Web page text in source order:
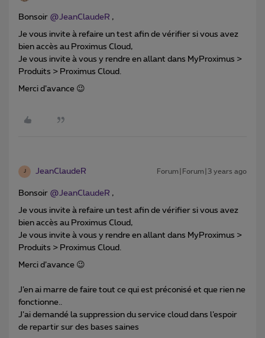
Bonsoir @JeanClaudeR ,
Je vous invite à refaire un test afin de vérifier si vous avez
bien accès au Proximus Cloud,
Je vous invite à vous y rendre en allant dans MyProximus >
Produits > Proximus Cloud.
Merci d’avance 😉
J JeanClaudeR Forum|Forum|3 years ago
Bonsoir @JeanClaudeR ,
Je vous invite à refaire un test afin de vérifier si vous avez
bien accès au Proximus Cloud,
Je vous invite à vous y rendre en allant dans MyProximus >
Produits > Proximus Cloud.
Merci d’avance 😉
J’en ai marre de faire tout ce qui est préconisé et que rien ne
fonctionne..
J’ai demandé la suppression du service cloud dans l’espoir
de repartir sur des bases saines